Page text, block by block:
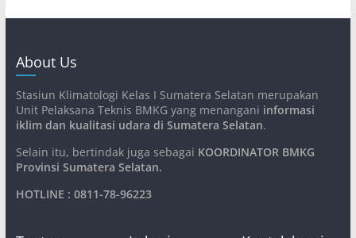
About Us
Stasiun Klimatologi Kelas I Sumatera Selatan merupakan
Unit Pelaksana Teknis BMKG yang menangani informasi
iklim dan kualitasi udara di Sumatera Selatan.
Selain itu, bertindak juga sebagai KOORDINATOR BMKG
Provinsi Sumatera Selatan.
HOTLINE : 0811-78-96223